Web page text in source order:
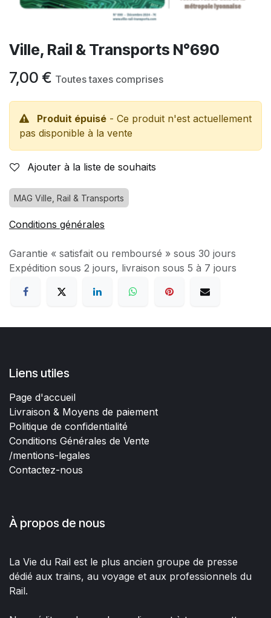
Ville, Rail & Transports N°690
7,00 € Toutes taxes comprises
Produit épuisé - Ce produit n'est actuellement
pas disponible à la vente
Ajouter à la liste de souhaits
MAG Ville, Rail & Transports
Conditions générales
Garantie « satisfait ou remboursé » sous 30 jours
Expédition sous 2 jours, livraison sous 5 à 7 jours
Liens utiles
Page d'accueil
Livraison & Moyens de paiement
Politique de confidentialité
Conditions Générales de Vente
/mentions-legales
Contactez-nous
À propos de nous
La Vie du Rail est le plus ancien groupe de presse
dédié aux trains, au voyage et aux professionnels du
Rail.